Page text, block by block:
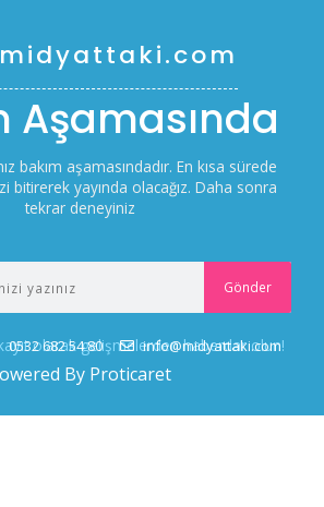
Aşamasında
bakım aşamasındadır. En kısa sürede
bitirerek yayında olacağız. Daha sonra
tekrar deneyiniz
olarak gelişmelerden haberdar olun!
0532 682 54 80 info@midyattaki.com
By Proticaret